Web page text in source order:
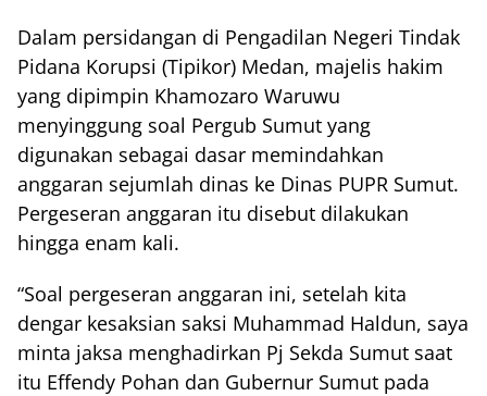
Dalam persidangan di Pengadilan Negeri Tindak
Pidana Korupsi (Tipikor) Medan, majelis hakim
yang dipimpin Khamozaro Waruwu
menyinggung soal Pergub Sumut yang
digunakan sebagai dasar memindahkan
anggaran sejumlah dinas ke Dinas PUPR Sumut.
Pergeseran anggaran itu disebut dilakukan
hingga enam kali.
“Soal pergeseran anggaran ini, setelah kita
dengar kesaksian saksi Muhammad Haldun, saya
minta jaksa menghadirkan Pj Sekda Sumut saat
itu Effendy Pohan dan Gubernur Sumut pada